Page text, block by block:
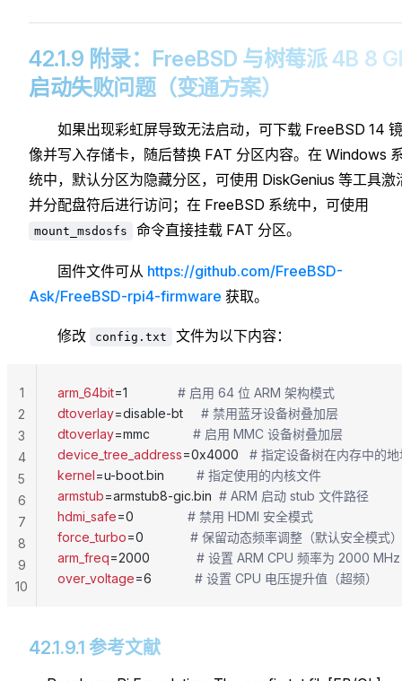
42.1.9 附录：FreeBSD 与树莓派 4B 8
启动失败问题（变通方案）
如果出现彩虹屏导致无法启动，可下载 FreeBSD 14 镜
像并写入存储卡，随后替换 FAT 分区内容。在 Windows
统中，默认分区为隐藏分区，可使用 DiskGenius 等工具激
并分配盘符后进行访问；在 FreeBSD 系统中，可使用
mount_msdosfs 命令直接挂载 FAT 分区。
固件文件可从 https://github.com/FreeBSD-
Ask/FreeBSD-rpi4-firmware 获取。
修改 config.txt 文件为以下内容：
arm_64bit=1 # 启用 64 位 ARM 架构模式
dtoverlay=disable-bt # 禁用蓝牙设备树叠加层
dtoverlay=mmc # 启用 MMC 设备树叠加层
device_tree_address=0x4000 # 指定设备树在内存中的地
kernel=u-boot.bin # 指定使用的内核文件
armstub=armstub8-gic.bin # ARM 启动 stub 文件路径
hdmi_safe=0 # 禁用 HDMI 安全模式
force_turbo=0 # 保留动态频率调整（默认安全模式）
arm_freq=2000 # 设置 ARM CPU 频率为 2000
over_voltage=6 # 设置 CPU 电压提升值（超频）
1
2
3
4
5
6
7
8
9
10
42.1.9.1 参考文献